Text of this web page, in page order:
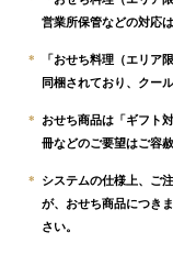
営業所保管などの対応
*
「おせち料理（エリア
同梱されており、クー
*
おせち商品は「ギフト
冊などのご要望はご容赦
*
システムの仕様上、ご
が、おせち商品につき
さい。